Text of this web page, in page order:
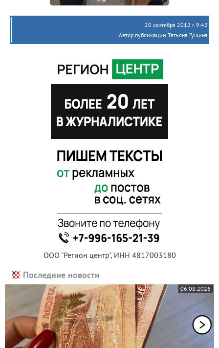
20 сентября 2012 г. 9:42
Автор публикации Татьяна Гущина
ООО "Регион центр", ИНН 4817003180
Последние новости
06.08.2026